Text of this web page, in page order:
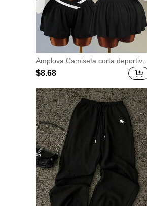
Amplova Camiseta corta deportiva
casual de mujer con color contrast
ante y detalle de torsión
$8.68